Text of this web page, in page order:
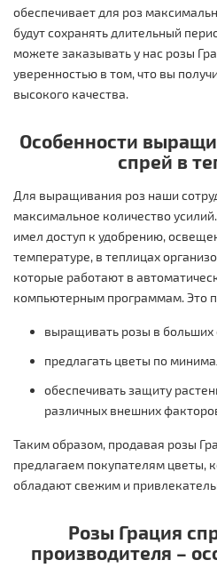
обеспечивает для роз
будут сохранять длительный
можете заказывать у нас розы
уверенностью в том, что вы
высокого качества.
Особенности
спрей в
Для выращивания роз наши
максимальное количество
имел доступ к удобрению,
температуре, в теплицах
которые работают в
компьютерным программам. Это
выращивать розы в больших
предлагать цветы по
обеспечивать защиту
различных внешних
Таким образом, продавая розы
предлагаем покупателям цветы,
обладают свежим и
Розы Грация
производителя –